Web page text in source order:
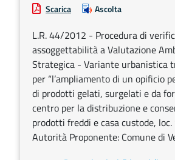
Scarica Ascolta
L.R. 44/2012 - Procedura di
assoggettabilità a Valutazione
Strategica - Variante urbanistica
per “l’ampliamento di un opificio
di prodotti gelati, surgelati e da
centro per la distribuzione e
prodotti freddi e casa custode, loc.
Autorità Proponente: Comune di